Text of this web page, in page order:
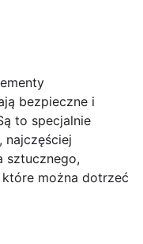
bezpieczne i
to specjalnie
najczęściej
sztucznego,
można dotrzeć